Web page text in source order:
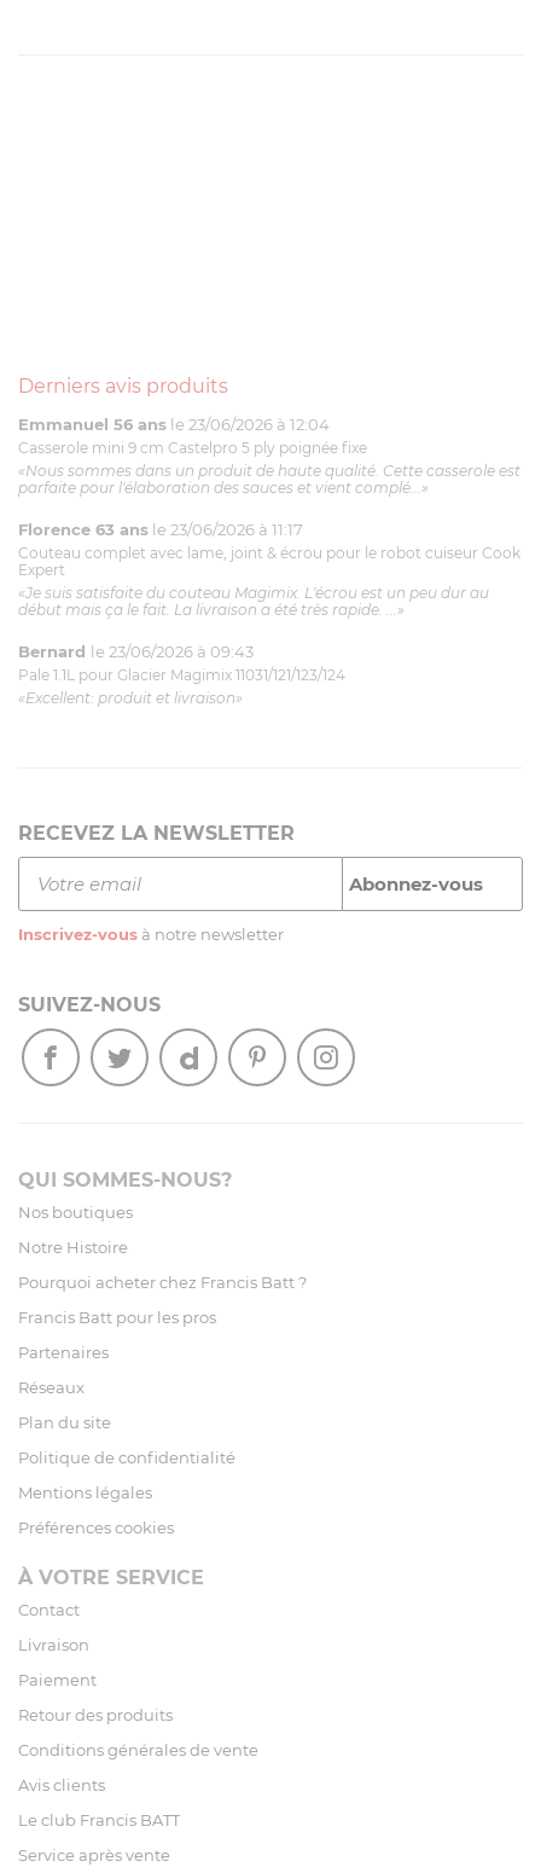
Derniers avis produits
Emmanuel 56 ans le 23/06/2026 à 12:04
Casserole mini 9 cm Castelpro 5 ply poignée fixe
«Nous sommes dans un produit de haute qualité. Cette casserole est
parfaite pour l'élaboration des sauces et vient complé...»
Florence 63 ans le 23/06/2026 à 11:17
Couteau complet avec lame, joint & écrou pour le robot cuiseur Cook
Expert
«Je suis satisfaite du couteau Magimix. L'écrou est un peu dur au
début mais ça le fait. La livraison a été très rapide. ...»
Bernard le 23/06/2026 à 09:43
Pale 1.1L pour Glacier Magimix 11031/121/123/124
«Excellent: produit et livraison»
RECEVEZ LA NEWSLETTER
Inscrivez-vous à notre newsletter
SUIVEZ-NOUS
QUI SOMMES-NOUS?
Nos boutiques
Notre Histoire
Pourquoi acheter chez Francis Batt ?
Francis Batt pour les pros
Partenaires
Réseaux
Plan du site
Politique de confidentialité
Mentions légales
Préférences cookies
À VOTRE SERVICE
Contact
Livraison
Paiement
Retour des produits
Conditions générales de vente
Avis clients
Le club Francis BATT
Service après vente